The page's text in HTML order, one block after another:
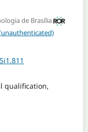
de Brasília
qualification,